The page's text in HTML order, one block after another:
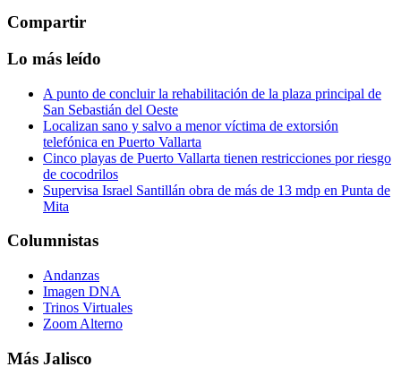
Compartir
Lo más leído
A punto de concluir la rehabilitación de la plaza principal de
San Sebastián del Oeste
Localizan sano y salvo a menor víctima de extorsión
telefónica en Puerto Vallarta
Cinco playas de Puerto Vallarta tienen restricciones por riesgo
de cocodrilos
Supervisa Israel Santillán obra de más de 13 mdp en Punta de
Mita
Columnistas
Andanzas
Imagen DNA
Trinos Virtuales
Zoom Alterno
Más Jalisco